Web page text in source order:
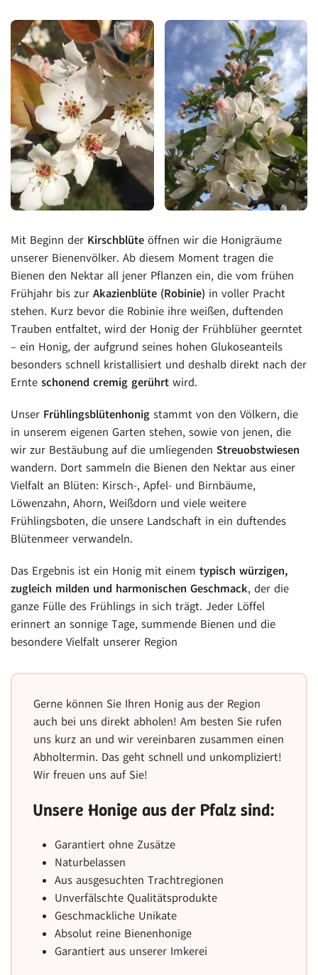
Mit Beginn der Kirschblüte öffnen wir die Honigräume
unserer Bienenvölker. Ab diesem Moment tragen die
Bienen den Nektar all jener Pflanzen ein, die vom frühen
Frühjahr bis zur Akazienblüte (Robinie) in voller Pracht
stehen. Kurz bevor die Robinie ihre weißen, duftenden
Trauben entfaltet, wird der Honig der Frühblüher geerntet
– ein Honig, der aufgrund seines hohen Glukoseanteils
besonders schnell kristallisiert und deshalb direkt nach der
Ernte schonend cremig gerührt wird.
Unser Frühlingsblütenhonig stammt von den Völkern, die
in unserem eigenen Garten stehen, sowie von jenen, die
wir zur Bestäubung auf die umliegenden Streuobstwiesen
wandern. Dort sammeln die Bienen den Nektar aus einer
Vielfalt an Blüten: Kirsch-, Apfel- und Birnbäume,
Löwenzahn, Ahorn, Weißdorn und viele weitere
Frühlingsboten, die unsere Landschaft in ein duftendes
Blütenmeer verwandeln.
Das Ergebnis ist ein Honig mit einem typisch würzigen,
zugleich milden und harmonischen Geschmack, der die
ganze Fülle des Frühlings in sich trägt. Jeder Löffel
erinnert an sonnige Tage, summende Bienen und die
besondere Vielfalt unserer Region
Gerne können Sie Ihren Honig aus der Region
auch bei uns direkt abholen! Am besten Sie rufen
uns kurz an und wir vereinbaren zusammen einen
Abholtermin. Das geht schnell und unkompliziert!
Wir freuen uns auf Sie!
Unsere Honige aus der Pfalz sind:
Garantiert ohne Zusätze
Naturbelassen
Aus ausgesuchten Trachtregionen
Unverfälschte Qualitätsprodukte
Geschmackliche Unikate
Absolut reine Bienenhonige
Garantiert aus unserer Imkerei